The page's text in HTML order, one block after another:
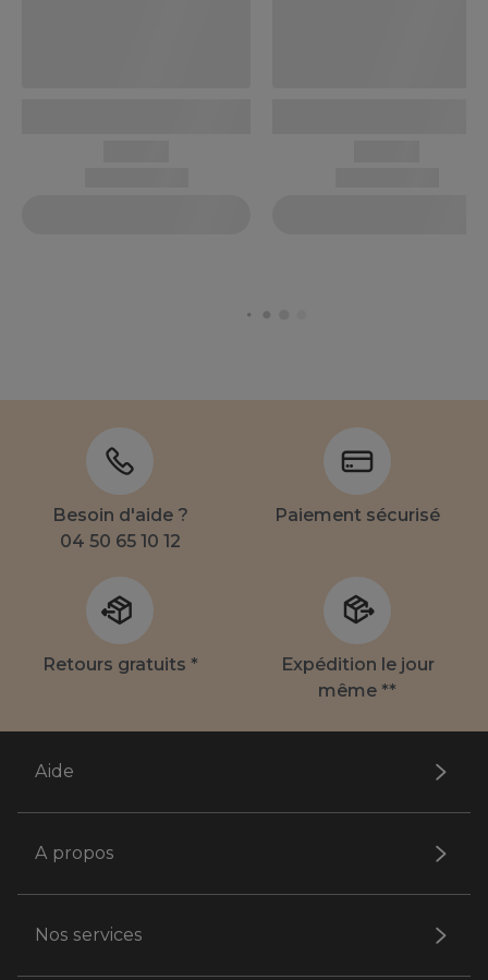
Besoin d'aide ?
04 50 65 10 12
Paiement sécurisé
Retours gratuits *
Expédition le jour
même **
Aide
A propos
Nos services